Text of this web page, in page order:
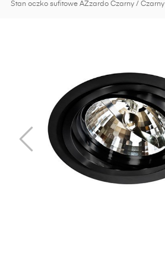
Stan oczko sufitowe AZzardo Czarny / Czarny